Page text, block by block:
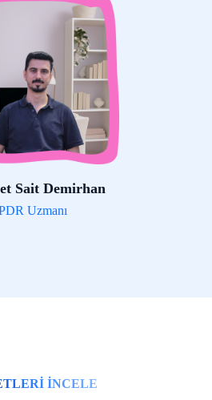
Sait Demirhan
Uzmanı
İNCELE